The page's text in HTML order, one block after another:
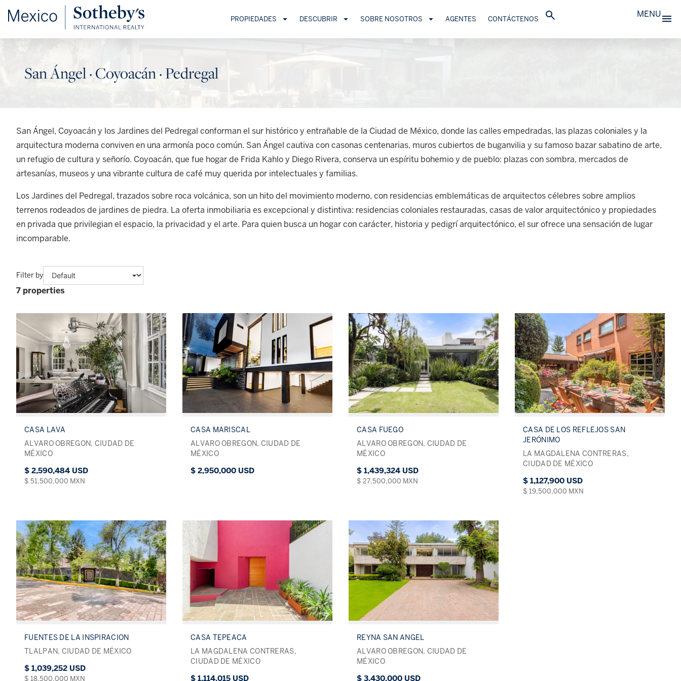
PROPIEDADES DESCUBRIR SOBRE NOSOTROS AGENTES CONTÁCTENOS MENU
San Ángel · Coyoacán · Pedregal
San Ángel, Coyoacán y los Jardines del Pedregal conforman el sur histórico y entrañable de la Ciudad de México, donde las calles empedradas, las plazas coloniales y la
arquitectura moderna conviven en una armonía poco común. San Ángel cautiva con casonas centenarias, muros cubiertos de buganvilia y su famoso bazar sabatino de arte,
un refugio de cultura y señorío. Coyoacán, que fue hogar de Frida Kahlo y Diego Rivera, conserva un espíritu bohemio y de pueblo: plazas con sombra, mercados de
artesanías, museos y una vibrante cultura de café muy querida por intelectuales y familias.
Los Jardines del Pedregal, trazados sobre roca volcánica, son un hito del movimiento moderno, con residencias emblemáticas de arquitectos célebres sobre amplios
terrenos rodeados de jardines de piedra. La oferta inmobiliaria es excepcional y distintiva: residencias coloniales restauradas, casas de valor arquitectónico y propiedades
en privada que privilegian el espacio, la privacidad y el arte. Para quien busca un hogar con carácter, historia y pedigrí arquitectónico, el sur ofrece una sensación de lugar
incomparable.
Filter by
7 properties
CASA LAVA
ALVARO OBREGON, CIUDAD DE
MÉXICO
$ 2,590,484 USD
$ 51,500,000 MXN
CASA MARISCAL
ALVARO OBREGON, CIUDAD DE
MÉXICO
$ 2,950,000 USD
CASA FUEGO
ALVARO OBREGON, CIUDAD DE
MÉXICO
$ 1,439,324 USD
$ 27,500,000 MXN
CASA DE LOS REFLEJOS SAN
JERÓNIMO
LA MAGDALENA CONTRERAS,
CIUDAD DE MÉXICO
$ 1,127,900 USD
$ 19,500,000 MXN
FUENTES DE LA INSPIRACION
TLALPAN, CIUDAD DE MÉXICO
$ 1,039,252 USD
$ 18,500,000 MXN
CASA TEPEACA
LA MAGDALENA CONTRERAS,
CIUDAD DE MÉXICO
$ 1,114,015 USD
REYNA SAN ANGEL
ALVARO OBREGON, CIUDAD DE
MÉXICO
$ 3,430,000 USD